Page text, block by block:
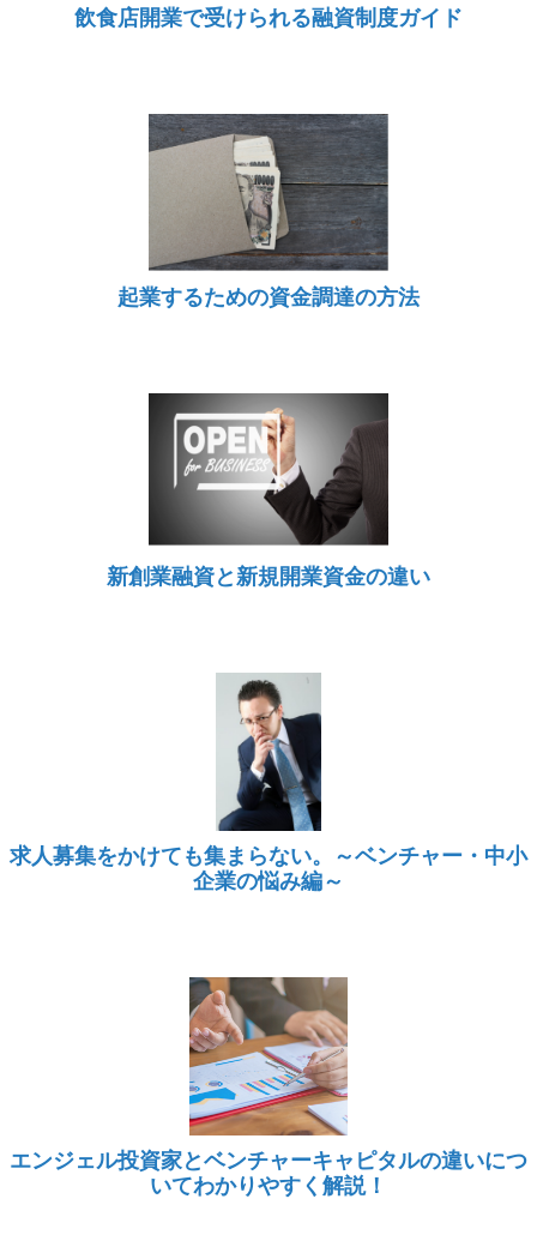
飲食店開業で受けられる融資制度ガイド
起業するための資金調達の方法
新創業融資と新規開業資金の違い
求人募集をかけても集まらない。～ベンチャー・中小
企業の悩み編～
エンジェル投資家とベンチャーキャピタルの違いにつ
いてわかりやすく解説！